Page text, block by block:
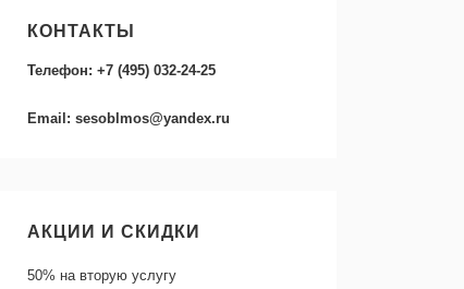
КОНТАКТЫ
Телефон: +7 (495) 032-24-25
Email: sesoblmos@yandex.ru
АКЦИИ И СКИДКИ
50% на вторую услугу